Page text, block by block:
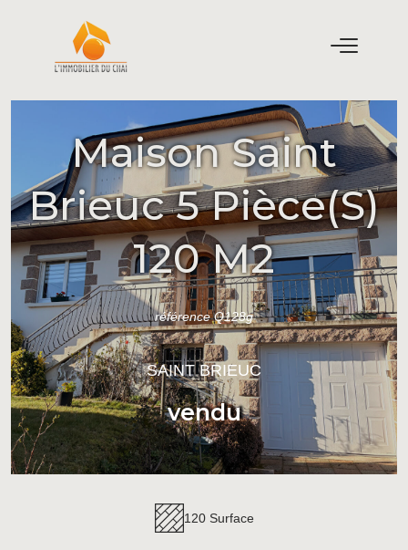
Maison Saint
Brieuc 5 Pièce(s)
120 M2
référence Q128g
SAINT BRIEUC
vendu
120 Surface